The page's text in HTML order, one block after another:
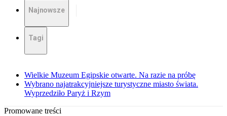
Najnowsze
Tagi
Wielkie Muzeum Egipskie otwarte. Na razie na próbę
Wybrano najatrakcyjniejsze turystyczne miasto świata.
Wyprzedziło Paryż i Rzym
Promowane treści